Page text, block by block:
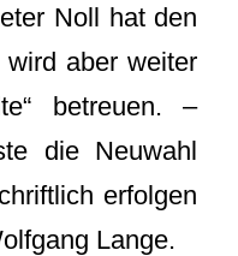
Noll hat den
aber weiter
betreuen. –
die Neuwahl
erfolgen
Lange.